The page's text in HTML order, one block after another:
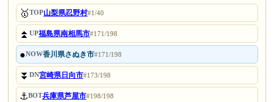
🥇TOP山梨県忍野村#1/40
⏫UP福島県南相馬市#171/198
●NOW香川県さぬき市#171/198
⏬DN宮崎県日向市#173/198
⚓BOT兵庫県芦屋市#198/198